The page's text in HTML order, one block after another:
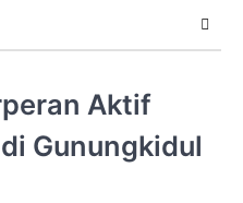
Aktif
Gunungkidul